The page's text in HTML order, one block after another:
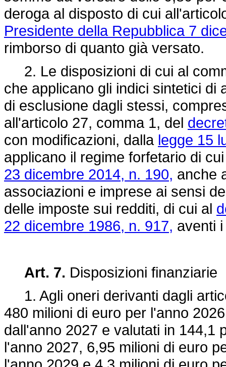
deroga al disposto di cui
Presidente della Repubblica 7
rimborso di quanto già versato.
2. Le disposizioni di cui al
che applicano gli indici sintetici di
di esclusione dagli stessi,
all'articolo 27, comma 1, del
con modificazioni, dalla legge 15
applicano il regime forfetario di
23 dicembre 2014, n. 190, anche
associazioni e imprese ai sensi
delle imposte sui redditi, di cui al
22 dicembre 1986, n. 917, aventi
Art. 7. Disposizioni finanziarie
1. Agli oneri derivanti dagli
480 milioni di euro per l'anno
dall'anno 2027 e valutati in 144,1
l'anno 2027, 6,95 milioni di euro